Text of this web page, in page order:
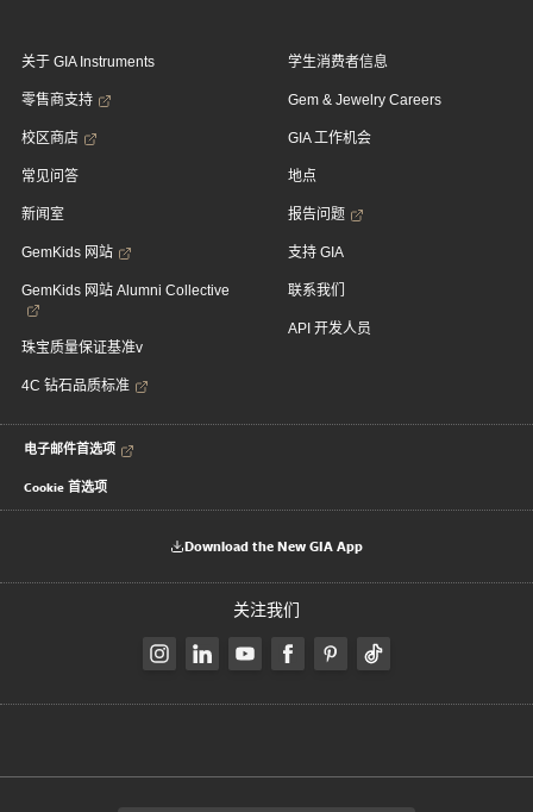
关于 GIA Instruments
零售商支持
校区商店
常见问答
新闻室
GemKids 网站
GemKids 网站 Alumni Collective
珠宝质量保证基准v
4C 钻石品质标准
学生消费者信息
Gem & Jewelry Careers
GIA 工作机会
地点
报告问题
支持 GIA
联系我们
API 开发人员
电子邮件首选项
Cookie 首选项
Download the New GIA App
关注我们